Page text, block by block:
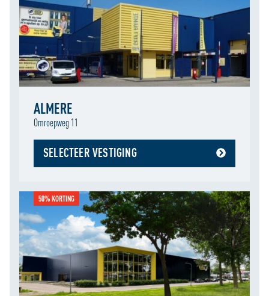
ALMERE
Omroepweg 11
SELECTEER VESTIGING
50% KORTING